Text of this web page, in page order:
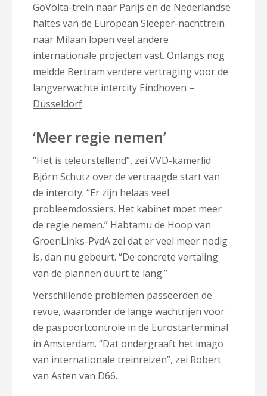
GoVolta-trein naar Parijs en de Nederlandse
haltes van de European Sleeper-nachttrein
naar Milaan lopen veel andere
internationale projecten vast. Onlangs nog
meldde Bertram verdere vertraging voor de
langverwachte intercity Eindhoven –
Düsseldorf.
‘Meer regie nemen’
“Het is teleurstellend”, zei VVD-kamerlid
Björn Schutz over de vertraagde start van
de intercity. “Er zijn helaas veel
probleemdossiers. Het kabinet moet meer
de regie nemen.” Habtamu de Hoop van
GroenLinks-PvdA zei dat er veel meer nodig
is, dan nu gebeurt. “De concrete vertaling
van de plannen duurt te lang.”
Verschillende problemen passeerden de
revue, waaronder de lange wachtrijen voor
de paspoortcontrole in de Eurostarterminal
in Amsterdam. “Dat ondergraaft het imago
van internationale treinreizen”, zei Robert
van Asten van D66.